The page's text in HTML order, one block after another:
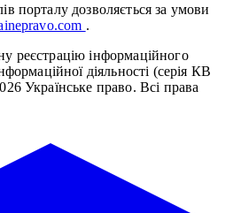
порталу дозволяється за умови
.
реєстрацію інформаційного
діяльності (серія КВ
Українське право. Всі права